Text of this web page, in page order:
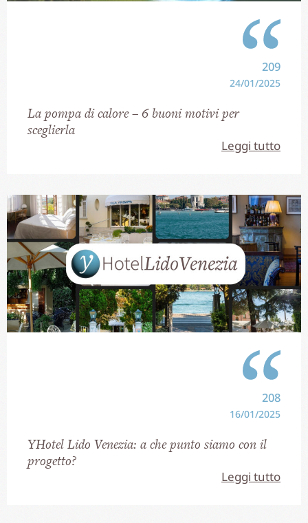
209
24/01/2025
La pompa di calore – 6 buoni motivi per
sceglierla
Leggi tutto
208
16/01/2025
YHotel Lido Venezia: a che punto siamo con il
progetto?
Leggi tutto